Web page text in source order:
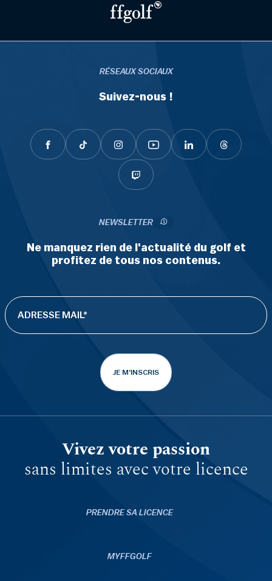
RÉSEAUX SOCIAUX
Suivez-nous !
NEWSLETTER
Ne manquez rien de l'actualité du golf et
profitez de tous nos contenus.
JE M'INSCRIS
Vivez votre passion
sans limites avec votre licence
PRENDRE SA LICENCE
MYFFGOLF